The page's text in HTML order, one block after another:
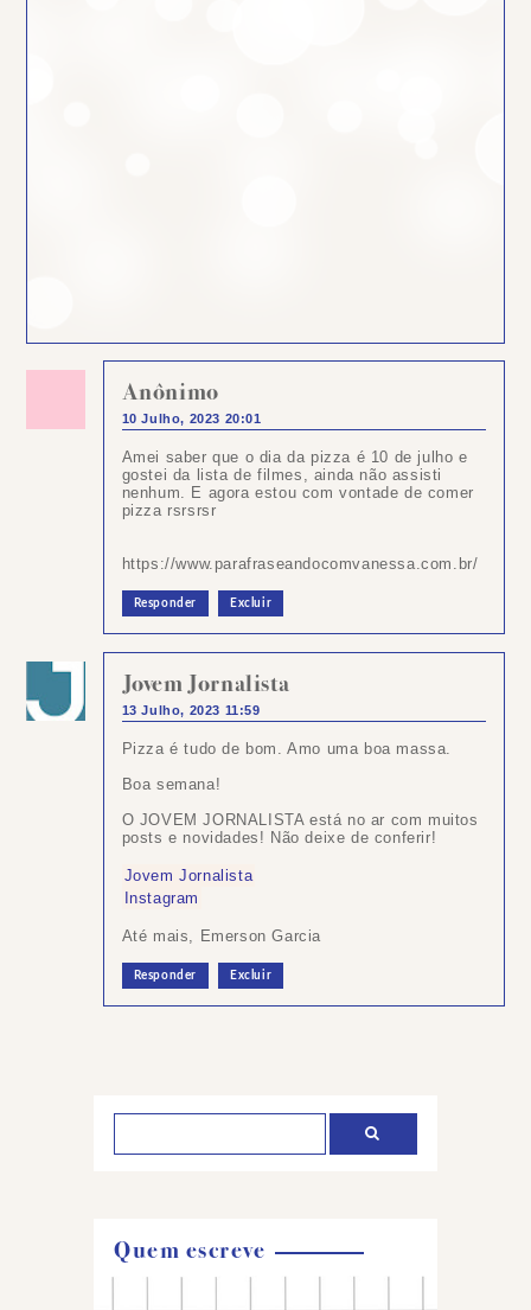
Anônimo
10 Julho, 2023 20:01
Amei saber que o dia da pizza é 10 de julho e
gostei da lista de filmes, ainda não assisti
nenhum. E agora estou com vontade de comer
pizza rsrsrsr
https://www.parafraseandocomvanessa.com.br/
Responder Excluir
Jovem Jornalista
13 Julho, 2023 11:59
Pizza é tudo de bom. Amo uma boa massa.
Boa semana!
O JOVEM JORNALISTA está no ar com muitos
posts e novidades! Não deixe de conferir!
Jovem Jornalista
Instagram
Até mais, Emerson Garcia
Responder Excluir
Quem escreve